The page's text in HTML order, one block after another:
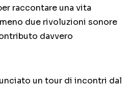
raccontare una vita
due rivoluzioni sonore
davvero
un tour di incontri dal